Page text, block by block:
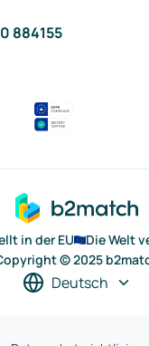
884155
in der EU
Die Welt
© 2025
Deutsch